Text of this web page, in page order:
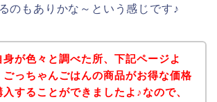
のもありかな～という感じです♪
身が色々と調べた所、下記ページよ
ごっちゃんごはんの商品がお得な価格
入することができましたよ♪なので、